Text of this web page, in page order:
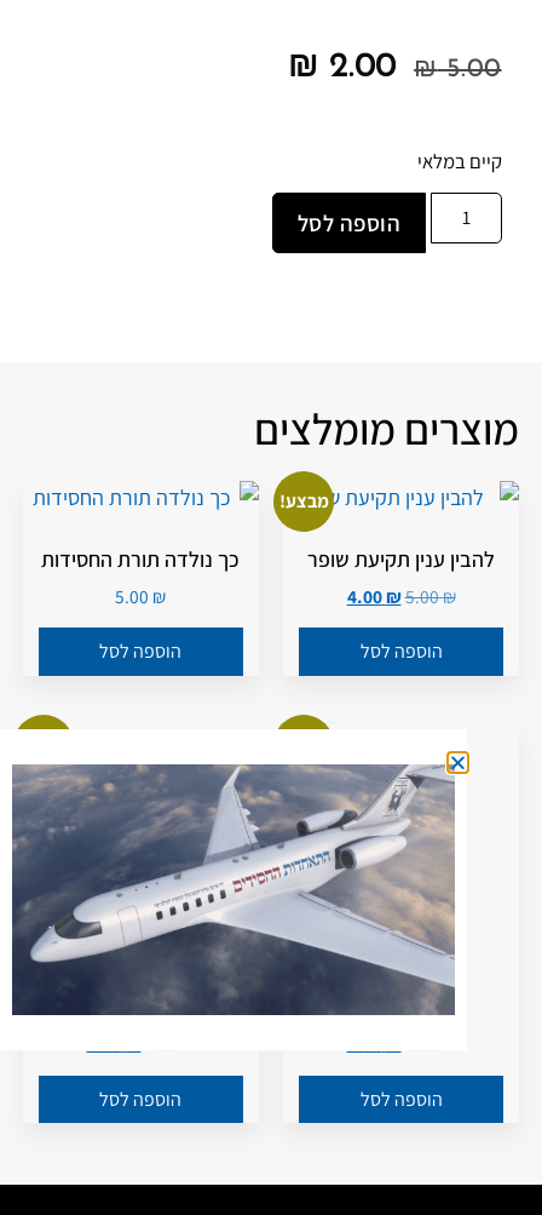
₪5.00
₪ 2.00
קיים במלאי
הוספה לסל
מוצרים מומלצים
מבצע!
להבין ענין תקיעת שופר
₪
5.00
₪
4.00
הוספה לסל
כך נולדה תורת החסידות
₪
הוספה לסל
הנצחון המופלא
הוספה לסל
הרבנית הצדקנית
הוספה לסל